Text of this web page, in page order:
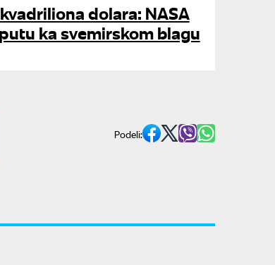
dolara: NASA
ka svemirskom blagu
Podeli: